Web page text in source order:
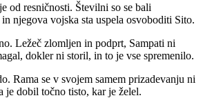
od resničnosti. Številni so se bali
njegova vojska sta uspela osvoboditi Sito.
Ležeč zlomljen in podprt, Sampati ni
dokler ni storil, in to je vse spremenilo.
Rama se v svojem samem prizadevanju ni
je dobil točno tisto, kar je želel.